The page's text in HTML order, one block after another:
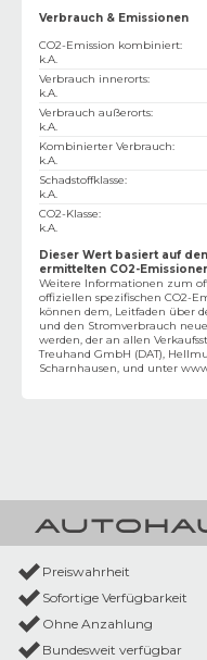
Verbrauch & Emissionen
CO2-Emission kombiniert:
k.A.
Verbrauch innerorts:
k.A.
Verbrauch außerorts:
k.A.
Kombinierter Verbrauch:
k.A.
Schadstoffklasse:
k.A.
CO2-Klasse:
k.A.
Dieser Wert basiert auf
ermittelten CO2-
Weitere Informationen zum
offiziellen spezifischen CO2-
können dem‚ Leitfaden über
und den Stromverbrauch
werden, der an allen
Treuhand GmbH (DAT),
Scharnhausen, und unter
Preiswahrheit
Sofortige Verfügbarkeit
Ohne Anzahlung
Bundesweit verfügbar